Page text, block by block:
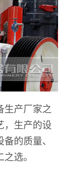
生产厂家之
，生产的设
的质量、
选。